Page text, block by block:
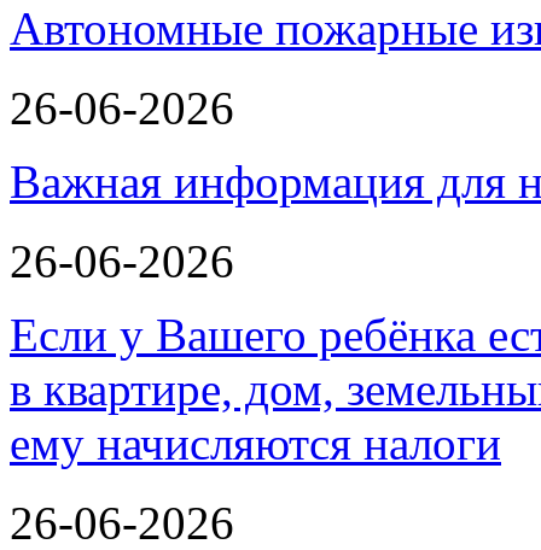
Автономные пожарные
26-06-2026
Важная информация для
26-06-2026
Если у Вашего ребёнка
в квартире, дом,
ему начисляются налоги
26-06-2026